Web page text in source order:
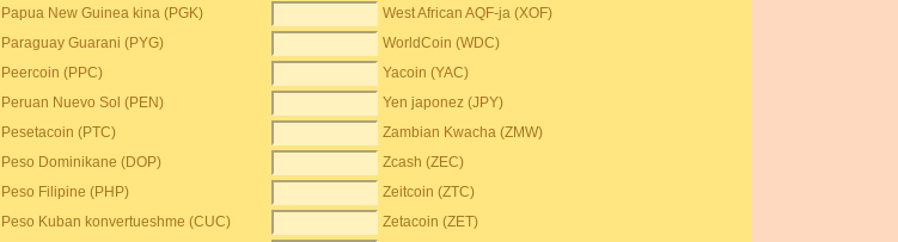
Papua New Guinea kina (PGK)
West African AQF-ja (XOF)
Paraguay Guarani (PYG)
WorldCoin (WDC)
Peercoin (PPC)
Yacoin (YAC)
Peruan Nuevo Sol (PEN)
Yen japonez (JPY)
Pesetacoin (PTC)
Zambian Kwacha (ZMW)
Peso Dominikane (DOP)
Zcash (ZEC)
Peso Filipine (PHP)
Zeitcoin (ZTC)
Peso Kuban konvertueshme (CUC)
Zetacoin (ZET)